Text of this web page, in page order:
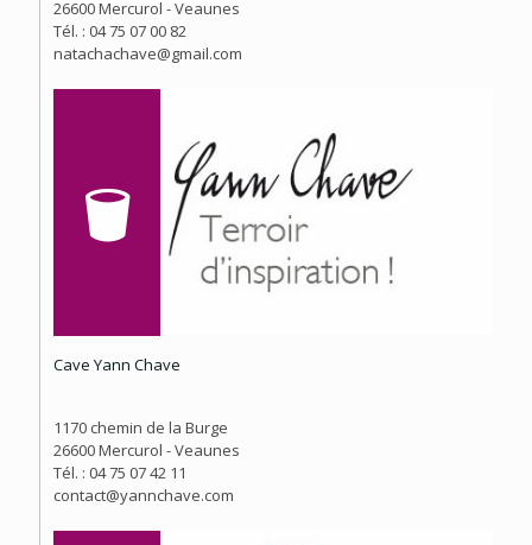
26600 Mercurol - Veaunes
Tél. : 04 75 07 00 82
natachachave@gmail.com
Cave Yann Chave
1170 chemin de la Burge
26600 Mercurol - Veaunes
Tél. : 04 75 07 42 11
contact@yannchave.com